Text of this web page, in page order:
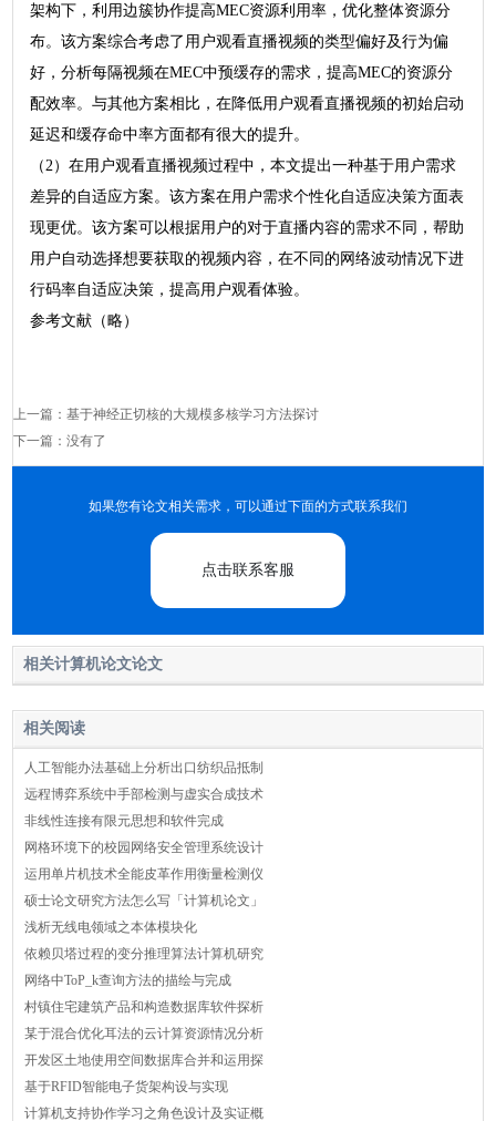
架构下，利用边簇协作提高MEC资源利用率，优化整体资源分
布。该方案综合考虑了用户观看直播视频的类型偏好及行为偏
好，分析每隔视频在MEC中预缓存的需求，提高MEC的资源分
配效率。与其他方案相比，在降低用户观看直播视频的初始启动
延迟和缓存命中率方面都有很大的提升。
（2）在用户观看直播视频过程中，本文提出一种基于用户需求
差异的自适应方案。该方案在用户需求个性化自适应决策方面表
现更优。该方案可以根据用户的对于直播内容的需求不同，帮助
用户自动选择想要获取的视频内容，在不同的网络波动情况下进
行码率自适应决策，提高用户观看体验。
参考文献（略）
上一篇：基于神经正切核的大规模多核学习方法探讨
下一篇：没有了
如果您有论文相关需求，可以通过下面的方式联系我们
点击联系客服
相关计算机论文论文
相关阅读
人工智能办法基础上分析出口纺织品抵制
远程博弈系统中手部检测与虚实合成技术
非线性连接有限元思想和软件完成
网格环境下的校园网络安全管理系统设计
运用单片机技术全能皮革作用衡量检测仪
硕士论文研究方法怎么写「计算机论文」
浅析无线电领域之本体模块化
依赖贝塔过程的变分推理算法计算机研究
网络中ToP_k查询方法的描绘与完成
村镇住宅建筑产品和构造数据库软件探析
某于混合优化耳法的云计算资源情况分析
开发区土地使用空间数据库合并和运用探
基于RFID智能电子货架构设与实现
计算机支持协作学习之角色设计及实证概